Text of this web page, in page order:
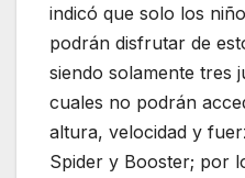
indicó que solo los
podrán disfrutar de
siendo solamente tres
cuales no podrán
altura, velocidad y
Spider y Booster; por